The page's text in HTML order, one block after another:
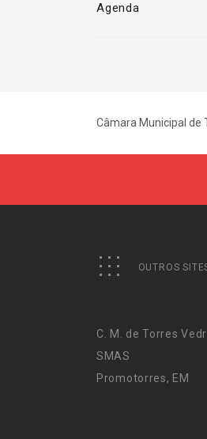
Agenda
Câmara Municipal de
OUTROS
C. M. de Torres
SMAS
Promotorres, EM